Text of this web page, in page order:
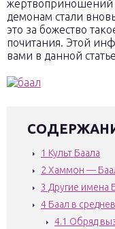
жертвоприношений
демонам стали
это за божество
почитания. Этой
вами в данной
1 Культ Баала
2 Хаммон —
3 Другие имена
4 Баал в
4.1 Обряд